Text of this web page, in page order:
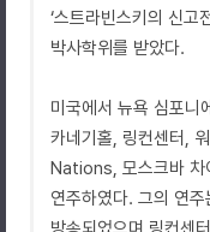
‘스트라빈스키의 신고
박사학위를 받았다.
미국에서 뉴욕 심포니
카네기홀, 링컨센터,
Nations, 모스크바 차
연주하였다. 그의 연